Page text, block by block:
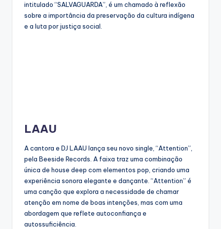
intitulado “SALVAGUARDA”, é um chamado à reflexão
sobre a importância da preservação da cultura indígena
e a luta por justiça social.
LAAU
A cantora e DJ LAAU lança seu novo single, “Attention”,
pela Beeside Records. A faixa traz uma combinação
única de house deep com elementos pop, criando uma
experiência sonora elegante e dançante. “Attention” é
uma canção que explora a necessidade de chamar
atenção em nome de boas intenções, mas com uma
abordagem que reflete autoconfiança e
autossuficiência.